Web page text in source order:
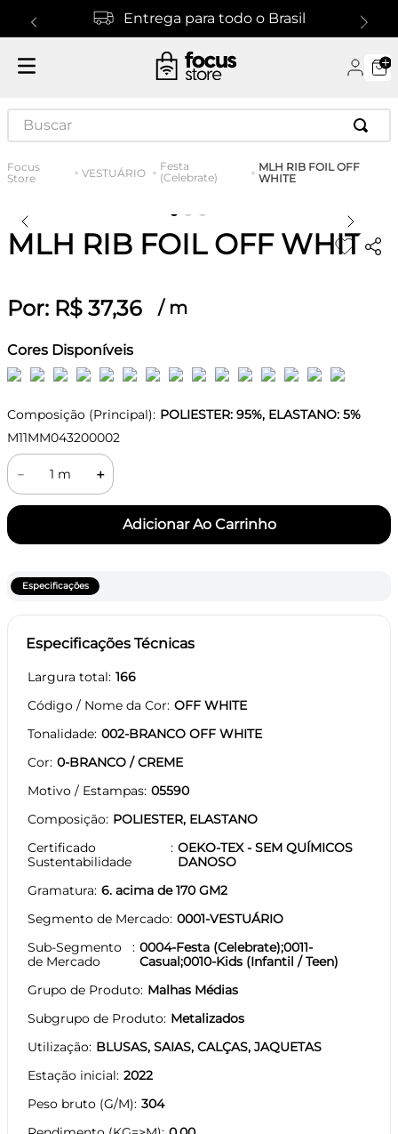
Entrega para todo o Brasil
Buscar
VESTUÁRIO
Festa
(Celebrate)
MLH RIB FOIL OFF
WHITE
MLH RIB FOIL OFF WHITE
Por: R$ 37,36 / m
Cores Disponíveis
Composição (Principal): POLIESTER: 95%, ELASTANO: 5%
M11MM043200002
＋
－
Especificações
Especificações Técnicas
Largura total 166
Código / Nome da Cor OFF WHITE
Tonalidade 002-BRANCO OFF WHITE
Cor 0-BRANCO / CREME
Motivo / Estampas 05590
Composição POLIESTER, ELASTANO
Certificado
Sustentabilidade
OEKO-TEX - SEM QUÍMICOS
DANOSO
Gramatura 6. acima de 170 GM2
Segmento de Mercado 0001-VESTUÁRIO
Sub-Segmento
de Mercado
0004-Festa (Celebrate);0011-
Casual;0010-Kids (Infantil / Teen)
Grupo de Produto Malhas Médias
Subgrupo de Produto Metalizados
Utilização BLUSAS, SAIAS, CALÇAS, JAQUETAS
Estação inicial 2022
Peso bruto (G/M) 304